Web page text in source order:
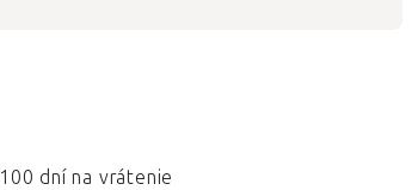
100 dní na vrátenie